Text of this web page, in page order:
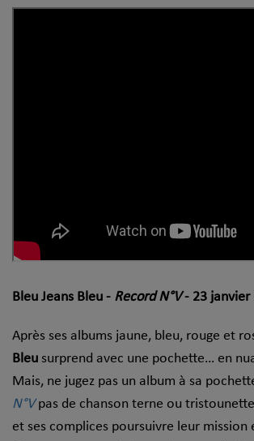
Bleu Jeans Bleu - Record N°V- 23 janvier
Après ses albums jaune, bleu, rouge et
Bleu surprend avec une pochette… en
Mais, ne jugez pas un album à sa
N°Vpas de chanson terne ou
et ses complices poursuivre leur mission